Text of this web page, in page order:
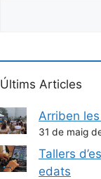
Últims Articles
Arriben
31 de maig
Tallers
edats